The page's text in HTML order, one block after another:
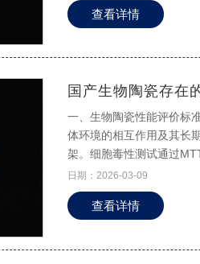
查看详情
国产生物陶瓷存在
一、生物陶瓷性能评价标
体环境的相互作用及其长
架。细胞毒性测试通过
Guinea Pig Maximization
组织反应分级标准，而体
相容性观察，重点监测异
焦于材料的机械强度与生
日期：2026-03-09
查看详情